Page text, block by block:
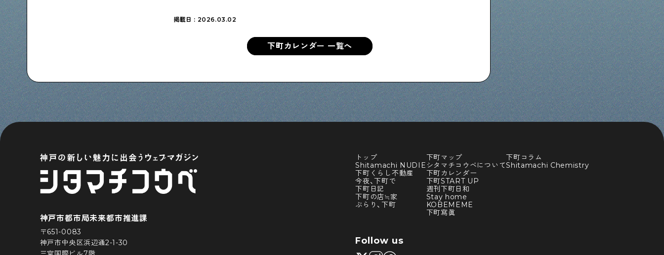
掲載日 : 2026.03.02
下町カレンダー 一覧へ
トップ
Shitamachi NUDIE
下町くらし不動産
今夜、下町で
下町日記
下町の店≒家
ぶらり、下町
下町マップ
シタマチコウベについて
下町カレンダー
下町START UP
週刊下町日和
Stay home
KOBEMEME
下町寫眞
下町コラム
Shitamachi Chemistry
Follow us
神戸市都市局未来都市推進課
〒651-0083
神戸市中央区浜辺通2-1-30